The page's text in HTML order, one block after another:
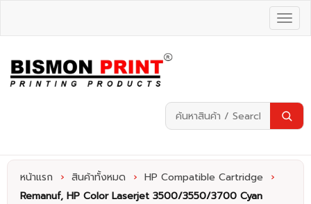
หน้าแรก › สินค้าทั้งหมด › HP Compatible Cartridge
›
Remanuf, HP Color Laserjet 3500/3550/3700 Cyan